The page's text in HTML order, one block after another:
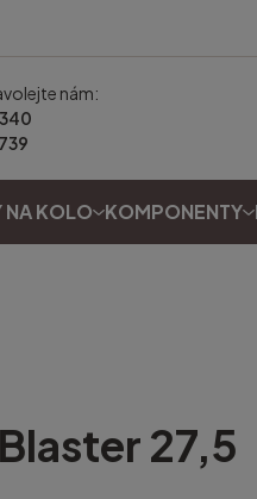
nám:
KOLO KOMPONENTY
Blaster 27,5